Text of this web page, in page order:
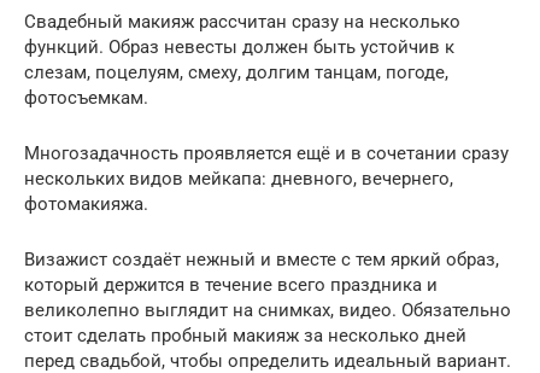
Свадебный макияж рассчитан сразу на несколько
функций. Образ невесты должен быть устойчив к
слезам, поцелуям, смеху, долгим танцам, погоде,
фотосъемкам.
Многозадачность проявляется ещё и в сочетании сразу
нескольких видов мейкапа: дневного, вечернего,
фотомакияжа.
Визажист создаёт нежный и вместе с тем яркий образ,
который держится в течение всего праздника и
великолепно выглядит на снимках, видео. Обязательно
стоит сделать пробный макияж за несколько дней
перед свадьбой, чтобы определить идеальный вариант.